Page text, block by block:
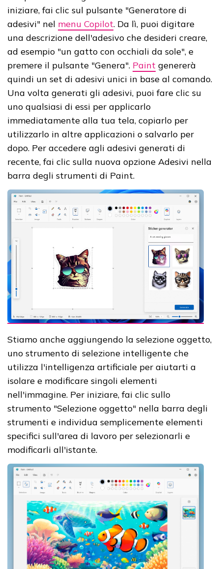
iniziare, fai clic sul pulsante "Generatore di
adesivi" nel menu Copilot. Da lì, puoi digitare
una descrizione dell'adesivo che desideri creare,
ad esempio "un gatto con occhiali da sole", e
premere il pulsante "Genera". Paint genererà
quindi un set di adesivi unici in base al comando.
Una volta generati gli adesivi, puoi fare clic su
uno qualsiasi di essi per applicarlo
immediatamente alla tua tela, copiarlo per
utilizzarlo in altre applicazioni o salvarlo per
dopo. Per accedere agli adesivi generati di
recente, fai clic sulla nuova opzione Adesivi nella
barra degli strumenti di Paint.
Stiamo anche aggiungendo la selezione oggetto,
uno strumento di selezione intelligente che
utilizza l'intelligenza artificiale per aiutarti a
isolare e modificare singoli elementi
nell'immagine. Per iniziare, fai clic sullo
strumento "Selezione oggetto" nella barra degli
strumenti e individua semplicemente elementi
specifici sull'area di lavoro per selezionarli e
modificarli all'istante.